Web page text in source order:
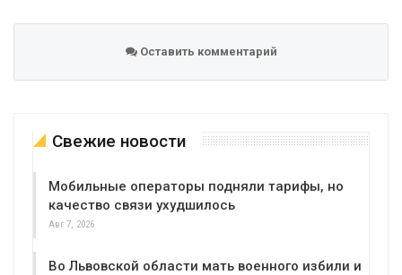
Оставить комментарий
Свежие новости
Мобильные операторы подняли тарифы, но
качество связи ухудшилось
Авг 7, 2026
Во Львовской области мать военного избили и